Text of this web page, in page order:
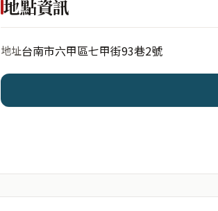
地點資訊
地址台南市六甲區七甲街93巷2號